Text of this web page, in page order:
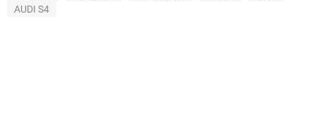
AUDI S4